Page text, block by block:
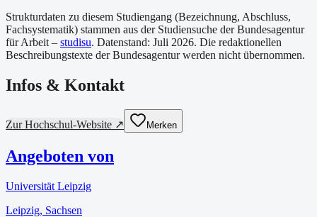
Strukturdaten zu diesem Studiengang (Bezeichnung, Abschluss,
Fachsystematik) stammen aus der Studiensuche der Bundesagentur
für Arbeit – studisu. Datenstand: Juli 2026. Die redaktionellen
Beschreibungstexte der Bundesagentur werden nicht übernommen.
Infos & Kontakt
Zur Hochschul-Website ↗ Merken
Angeboten von
Universität Leipzig
Leipzig, Sachsen